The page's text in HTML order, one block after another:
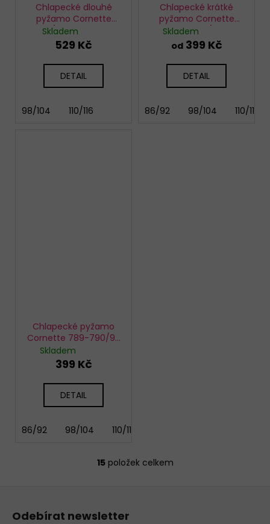
Chlapecké dlouhé
pyžamo Cornette
477/147 My Game
Skladem
529 Kč
DETAIL
98/104 110/116
Chlapecké krátké
pyžamo Cornette
789-790/99
Caribbean
Skladem
od399 Kč
DETAIL
86/92 98/104 110/116
Chlapecké pyžamo
Cornette 789-790/96
Blue Dock
Skladem
399 Kč
DETAIL
86/92 98/104 110/116
O
15položek celkem
Odebírat newsletter